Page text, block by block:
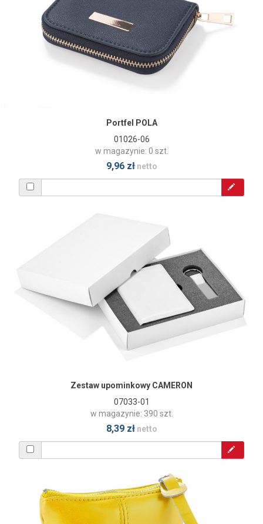
Portfel POLA
01026-06
w magazynie: 0 szt.
9,96 złnetto
Zestaw upominkowy CAMERON
07033-01
w magazynie: 390 szt.
8,39 złnetto